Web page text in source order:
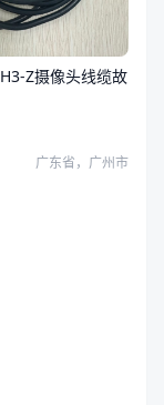
Z摄像头线缆故
广东省，广州市